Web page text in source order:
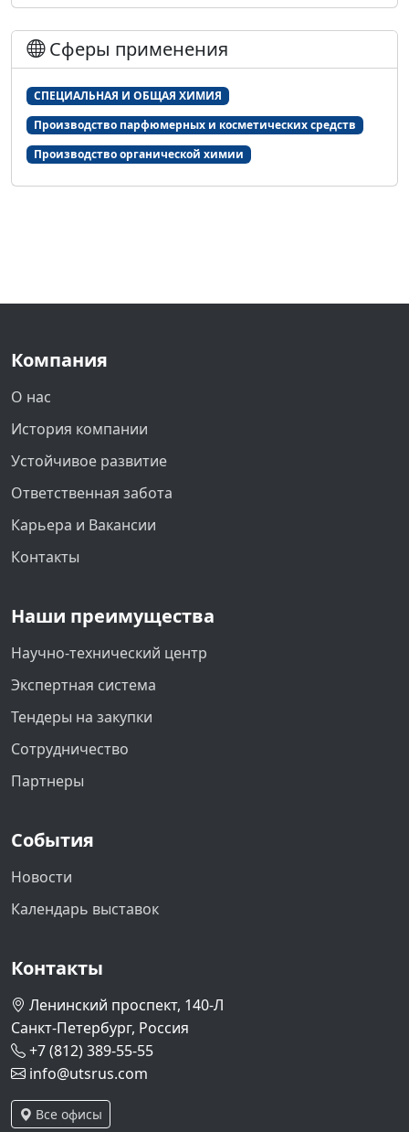
Сферы применения
СПЕЦИАЛЬНАЯ И ОБЩАЯ ХИМИЯ
Производство парфюмерных и косметических средств
Производство органической химии
Компания
О нас
История компании
Устойчивое развитие
Ответственная забота
Карьера и Вакансии
Контакты
Наши преимущества
Научно-технический центр
Экспертная система
Тендеры на закупки
Сотрудничество
Партнеры
События
Новости
Календарь выставок
Контакты
Ленинский проспект, 140-Л
Санкт-Петербург, Россия
+7 (812) 389-55-55
info@utsrus.com
Все офисы